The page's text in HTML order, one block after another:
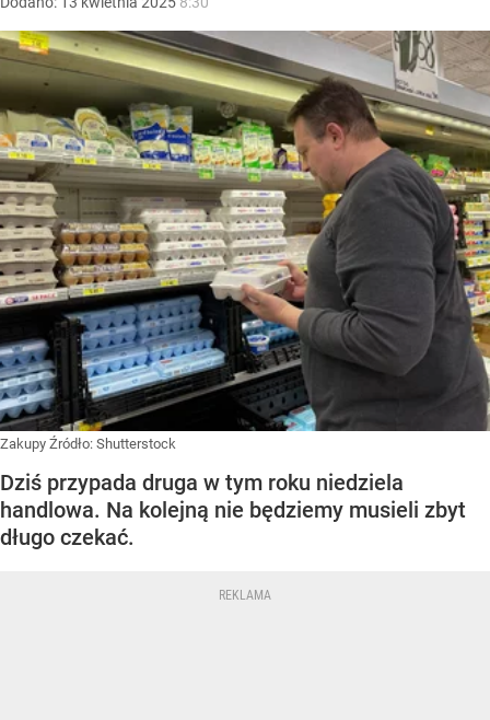
Zakupy Źródło: Shutterstock
Dziś przypada druga w tym roku niedziela
handlowa. Na kolejną nie będziemy musieli zbyt
długo czekać.